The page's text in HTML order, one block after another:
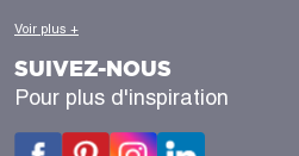
Voir plus +
SUIVEZ-NOUS
Pour plus d'inspiration